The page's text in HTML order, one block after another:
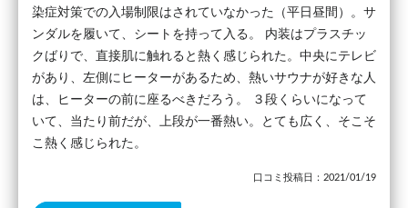
染症対策での入場制限はされていなかった（平日昼間）。サ
ンダルを履いて、シートを持って入る。 内装はプラスチッ
クばりで、直接肌に触れると熱く感じられた。中央にテレビ
があり、左側にヒーターがあるため、熱いサウナが好きな人
は、ヒーターの前に座るべきだろう。 ３段くらいになって
いて、当たり前だが、上段が一番熱い。とても広く、そこそ
こ熱く感じられた。
口コミ投稿日：2021/01/19